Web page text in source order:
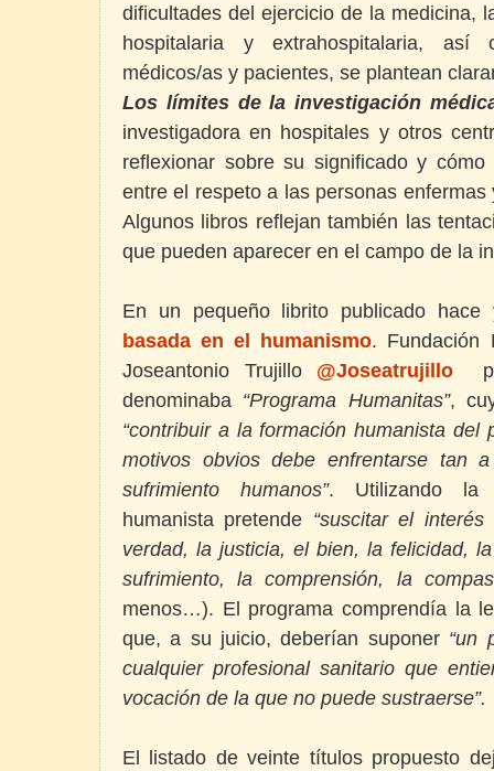
dificultades del ejercicio de la medicina,
hospitalaria y extrahospitalaria, así
médicos/as y pacientes, se plantean
Los límites de la investigación
investigadora en hospitales y otros
reflexionar sobre su significado y
entre el respeto a las personas
Algunos libros reflejan también las
que pueden aparecer en el campo de la
En un pequeño librito publicado
basada en el humanismo. Fundación
Joseantonio Trujillo @Joseatrujillo
denominaba “Programa Humanitas”,
“contribuir a la formación humanista del
motivos obvios debe enfrentarse tan
sufrimiento humanos”. Utilizando la
humanista pretende “suscitar el
verdad, la justicia, el bien, la felicidad,
sufrimiento, la comprensión, la
menos…). El programa comprendía la
que, a su juicio, deberían suponer “un
cualquier profesional sanitario que
vocación de la que no puede sustraerse”.
El listado de veinte títulos propuesto